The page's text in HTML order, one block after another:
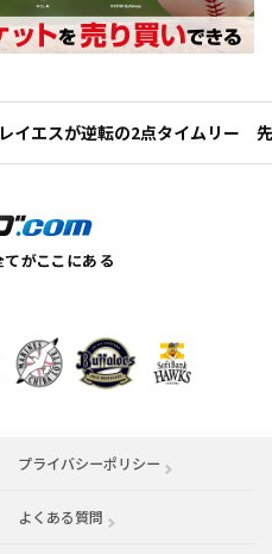
レイエスが逆転の2点タイムリー
プライバシーポリシー
よくある質問